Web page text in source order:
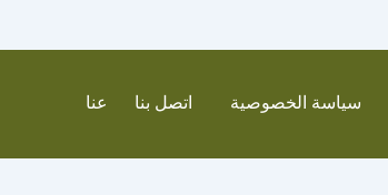
سياسة الخصوصية اتصل بنا عنا